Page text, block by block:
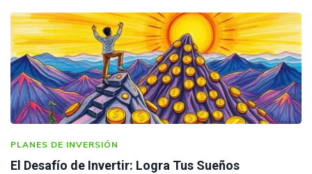
PLANES DE INVERSIÓN
El Desafío de Invertir: Logra Tus Sueños